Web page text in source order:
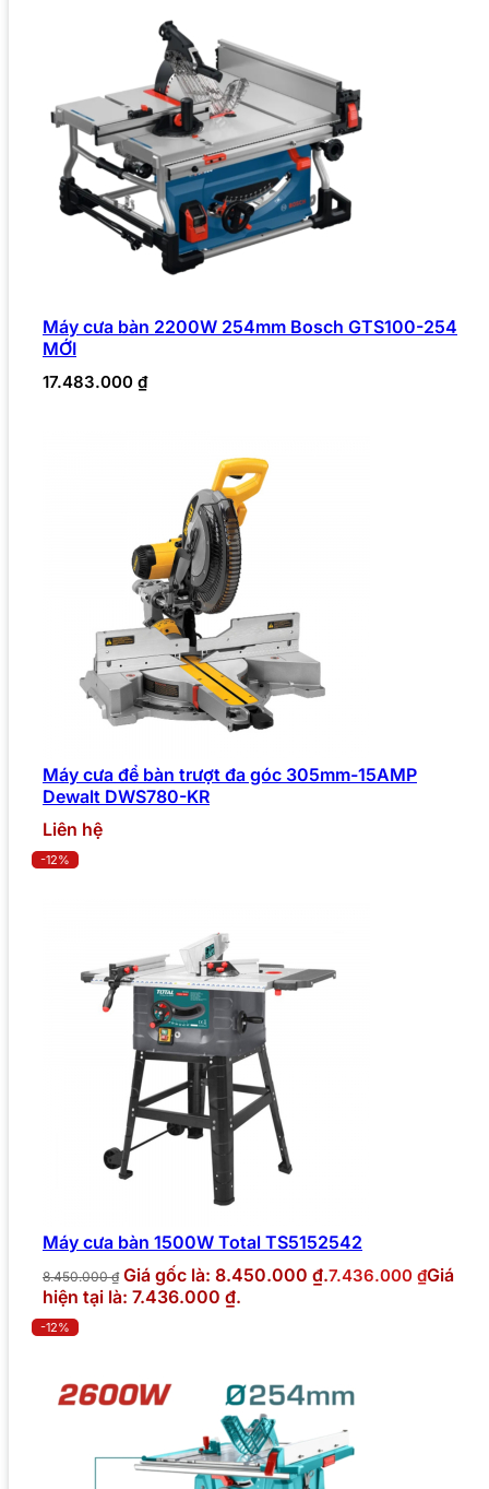
Máy cưa bàn 2200W 254mm Bosch GTS100-254
MỚI
17.483.000 ₫
Máy cưa để bàn trượt đa góc 305mm-15AMP
Dewalt DWS780-KR
Liên hệ
-12%
Máy cưa bàn 1500W Total TS5152542
8.450.000₫ Giá gốc là: 8.450.000 ₫.7.436.000 ₫Giá
hiện tại là: 7.436.000 ₫.
-12%